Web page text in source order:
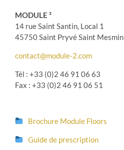
MODULE ²
14 rue Saint Santin, Local 1
45750 Saint Pryvé Saint Mesmin
contact@module-2.com
Tél : +33 (0)2 46 91 06 63
Fax : +33 (0)2 46 91 06 51
Brochure Module Floors
Guide de prescription